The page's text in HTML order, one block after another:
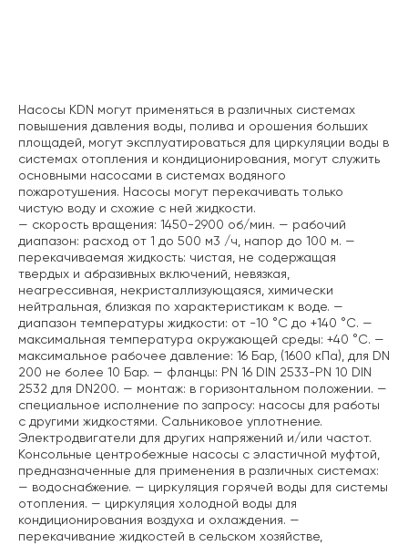
Насосы KDN могут применяться в различных системах
повышения давления воды, полива и орошения больших
площадей, могут эксплуатироваться для циркуляции воды в
системах отопления и кондиционирования, могут служить
основными насосами в системах водяного
пожаротушения. Насосы могут перекачивать только
чистую воду и схожие с ней жидкости.
— скорость вращения: 1450-2900 об/мин. — рабочий
диапазон: расход от 1 до 500 м3 /ч, напор до 100 м. —
перекачиваемая жидкость: чистая, не содержащая
твердых и абразивных включений, невязкая,
неагрессивная, некристаллизующаяся, химически
нейтральная, близкая по характеристикам к воде. —
диапазон температуры жидкости: от -10 °C до +140 °C. —
максимальная температура окружающей среды: +40 °C. —
максимальное рабочее давление: 16 Бар, (1600 кПа), для DN
200 не более 10 Бар. — фланцы: PN 16 DIN 2533-PN 10 DIN
2532 для DN200. — монтаж: в горизонтальном положении. —
специальное исполнение по запросу: насосы для работы
с другими жидкостями. Сальниковое уплотнение.
Электродвигатели для других напряжений и/или частот.
Консольные центробежные насосы с эластичной муфтой,
предназначенные для применения в различных системах:
— водоснабжение. — циркуляция горячей воды для системы
отопления. — циркуляция холодной воды для
кондиционирования воздуха и охлаждения. —
перекачивание жидкостей в сельском хозяйстве,